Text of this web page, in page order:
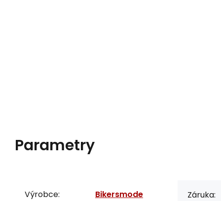
Parametry
Výrobce: Bikersmode Záruka: